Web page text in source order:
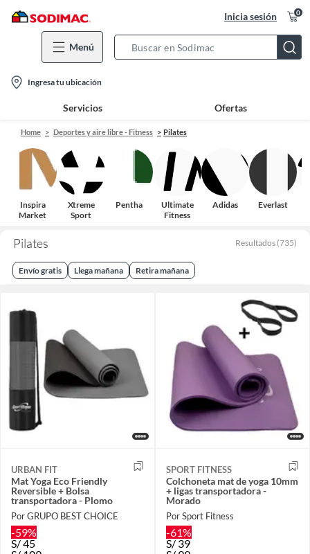
Inicia sesión 0
Menú
Bar
location-
icon
Ingresa tu ubicación
Servicios Ofertas
Home Deportes y aire libre - Fitness Pilates
Inspira
Market
Xtreme
Sport
Pentha
Ultimate
Fitness
Adidas Everlast
Pilates Resultados (735)
Envío gratis Llega mañana Retira mañana
URBAN FIT
Mat Yoga Eco Friendly
Reversible + Bolsa
transportadora - Plomo
Por GRUPO BEST CHOICE
-59%
S/45
SPORT FITNESS
Colchoneta mat de yoga 10mm
+ ligas transportadora -
Morado
Por Sport Fitness
-61%
S/39